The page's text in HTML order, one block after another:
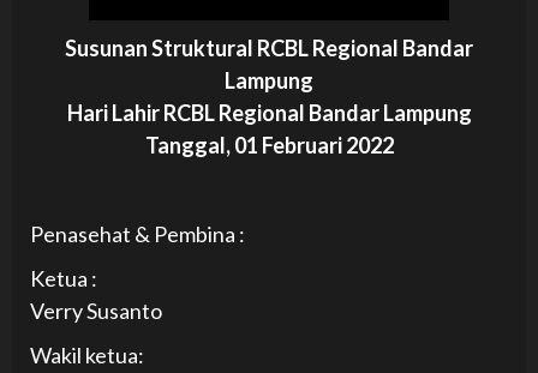
Susunan Struktural RCBL Regional Bandar
Lampung
Hari Lahir RCBL Regional Bandar Lampung
Tanggal, 01 Februari 2022
Penasehat & Pembina :
Ketua :
Verry Susanto
Wakil ketua: